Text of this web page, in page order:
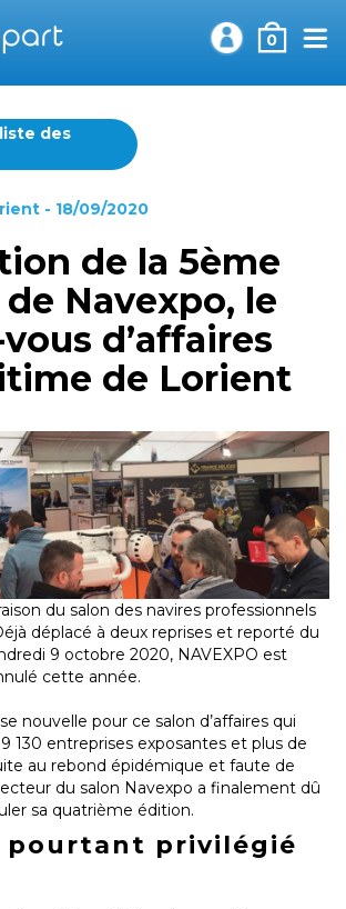
0
des
- 18/09/2020
de la 5ème
Navexpo, le
d’affaires
de Lorient
du salon des navires professionnels
déplacé à deux reprises et reporté du
9 octobre 2020, NAVEXPO est
cette année.
nouvelle pour ce salon d’affaires qui
130 entreprises exposantes et plus de
au rebond épidémique et faute de
du salon Navexpo a finalement dû
sa quatrième édition.
pourtant privilégié